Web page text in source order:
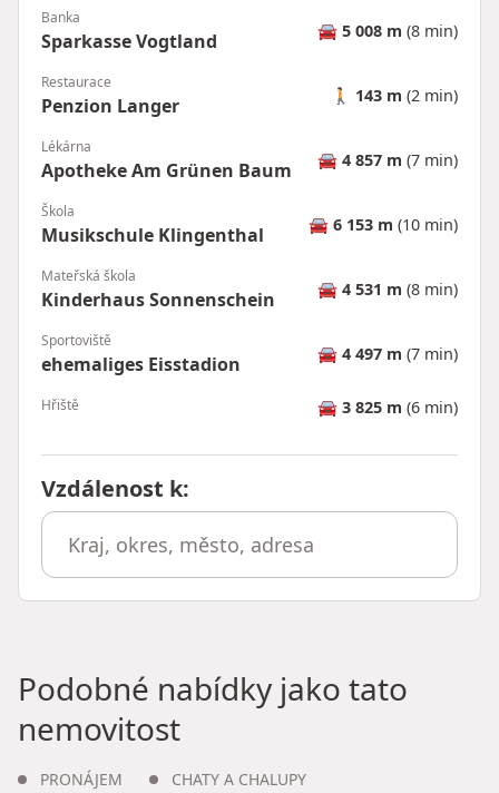
Banka
Sparkasse Vogtland 🚘 5 008 m (8 min)
Restaurace
Penzion Langer 🚶 143 m (2 min)
Lékárna
Apotheke Am Grünen Baum 🚘 4 857 m (7 min)
Škola
Musikschule Klingenthal 🚘 6 153 m (10 min)
Mateřská škola
Kinderhaus Sonnenschein 🚘 4 531 m (8 min)
Sportoviště
ehemaliges Eisstadion 🚘 4 497 m (7 min)
Hřiště 🚘 3 825 m (6 min)
Vzdálenost k:
Podobné nabídky jako tato
nemovitost
PRONÁJEM CHATY A CHALUPY